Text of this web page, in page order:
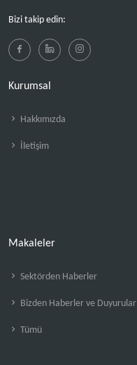
Bizi takip edin:
Kurumsal
Hakkımızda
İletişim
Makaleler
Sektörden Haberler
Bizden Haberler ve Duyurular
Tümü